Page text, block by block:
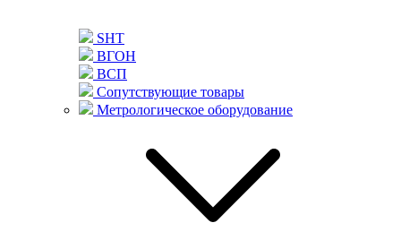
SHT
ВГОН
ВСП
Сопутствующие товары
Метрологическое оборудование